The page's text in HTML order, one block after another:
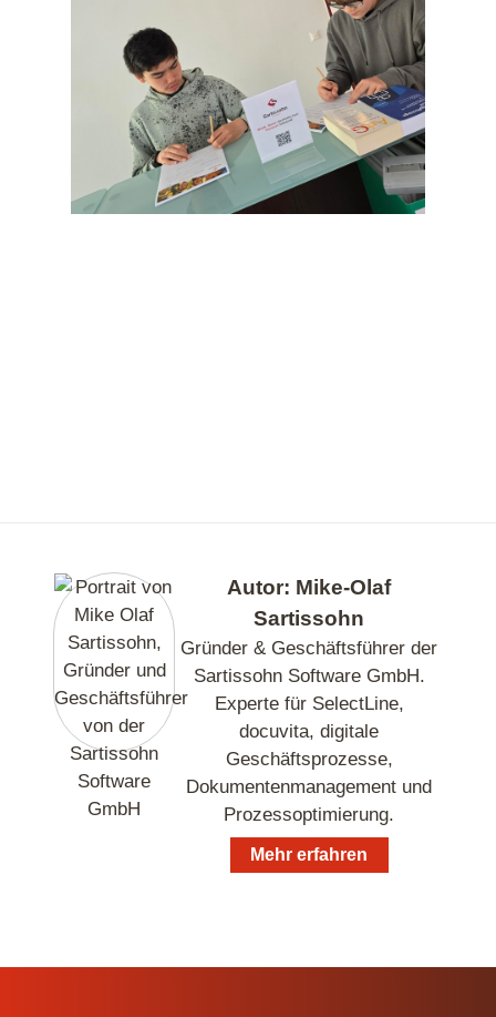
Autor: Mike-Olaf
Sartissohn
Gründer & Geschäftsführer der
Sartissohn Software GmbH.
Experte für SelectLine,
docuvita, digitale
Geschäftsprozesse,
Dokumentenmanagement und
Prozessoptimierung.
Mehr erfahren